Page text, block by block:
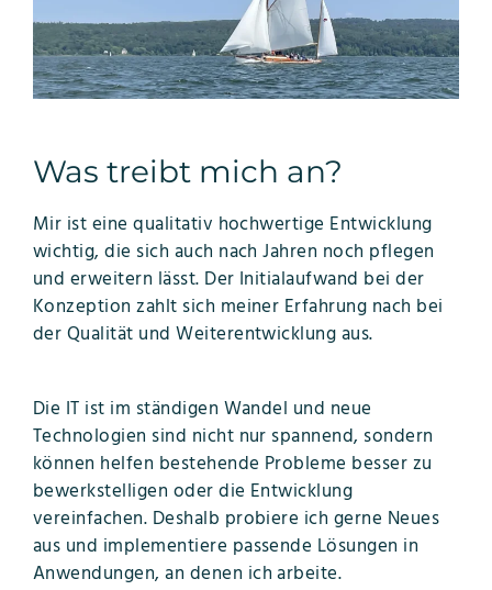
Was treibt mich an?
Mir ist eine qualitativ hochwertige Entwicklung
wichtig, die sich auch nach Jahren noch pflegen
und erweitern lässt. Der Initialaufwand bei der
Konzeption zahlt sich meiner Erfahrung nach bei
der Qualität und Weiterentwicklung aus.
Die IT ist im ständigen Wandel und neue
Technologien sind nicht nur spannend, sondern
können helfen bestehende Probleme besser zu
bewerkstelligen oder die Entwicklung
vereinfachen. Deshalb probiere ich gerne Neues
aus und implementiere passende Lösungen in
Anwendungen, an denen ich arbeite.